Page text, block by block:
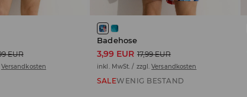
EUR
Versandkosten
Badehose
3,99 EUR 17,99 EUR
inkl. MwSt. / zzgl.Versandkosten
SALEWENIG BESTAND